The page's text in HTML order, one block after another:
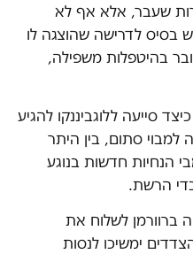
שעבר, אלא אף לא
בסיס לדרישה שהוצגה לו
בהיטפלות משפילה,
סייעה ללוגביננקו להגיע
למבוי סתום, בין היתר
הנחיות חדשות בנוגע
הרשת.
ברוורמן לשלוח את
ימשיכו לנסות